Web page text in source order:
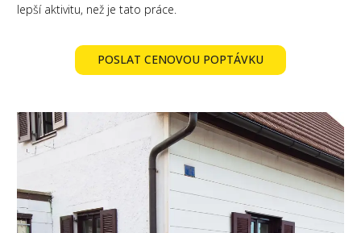
lepší aktivitu, než je tato práce.
POSLAT CENOVOU POPTÁVKU